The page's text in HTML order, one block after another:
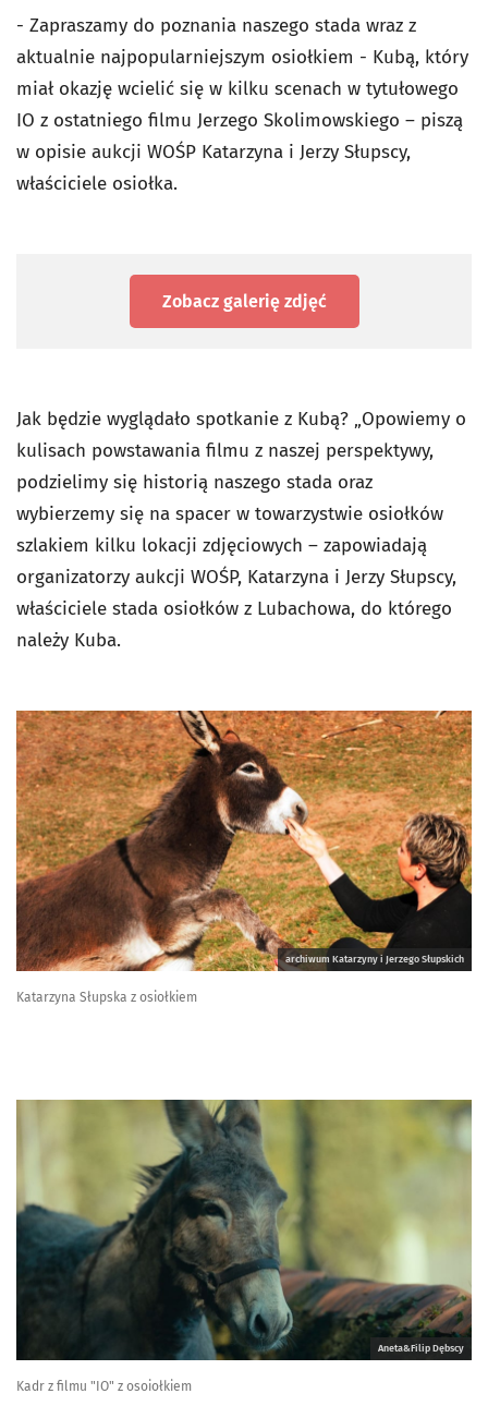
- Zapraszamy do poznania naszego stada wraz z
aktualnie najpopularniejszym osiołkiem - Kubą, który
miał okazję wcielić się w kilku scenach w tytułowego
IO z ostatniego filmu Jerzego Skolimowskiego – piszą
w opisie aukcji WOŚP Katarzyna i Jerzy Słupscy,
właściciele osiołka.
Zobacz galerię zdjęć
Jak będzie wyglądało spotkanie z Kubą? „Opowiemy o
kulisach powstawania filmu z naszej perspektywy,
podzielimy się historią naszego stada oraz
wybierzemy się na spacer w towarzystwie osiołków
szlakiem kilku lokacji zdjęciowych – zapowiadają
organizatorzy aukcji WOŚP, Katarzyna i Jerzy Słupscy,
właściciele stada osiołków z Lubachowa, do którego
należy Kuba.
archiwum Katarzyny i Jerzego Słupskich
Katarzyna Słupska z osiołkiem
Aneta&Filip Dębscy
Kadr z filmu "IO" z osoiołkiem